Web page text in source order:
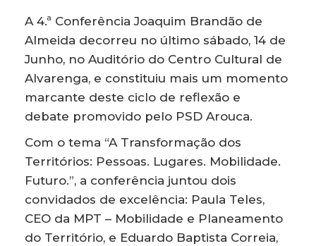
A 4.ª Conferência Joaquim Brandão de
Almeida decorreu no último sábado, 14 de
Junho, no Auditório do Centro Cultural de
Alvarenga, e constituiu mais um momento
marcante deste ciclo de reflexão e
debate promovido pelo PSD Arouca.
Com o tema “A Transformação dos
Territórios: Pessoas. Lugares. Mobilidade.
Futuro.”, a conferência juntou dois
convidados de excelência: Paula Teles,
CEO da MPT – Mobilidade e Planeamento
do Território, e Eduardo Baptista Correia,